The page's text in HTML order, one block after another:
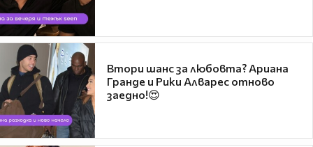
Втори шанс за любовта? Ариана
Гранде и Рики Алварес отново
заедно!😍